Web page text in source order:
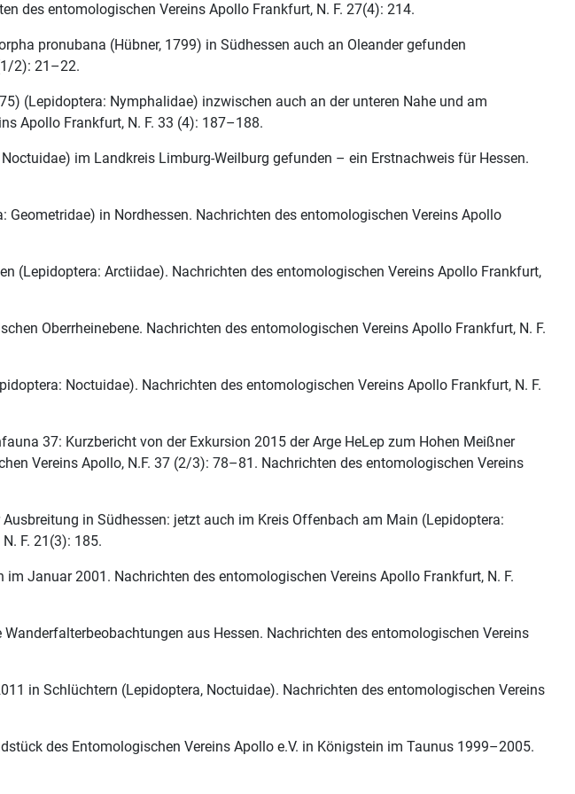
des entomologischen Vereins Apollo Frankfurt, N. F. 27(4): 214.
pronubana (Hübner, 1799) in Südhessen auch an Oleander gefunden
2): 21–22.
(Lepidoptera: Nymphalidae) inzwischen auch an der unteren Nahe und am
Apollo Frankfurt, N. F. 33 (4): 187–188.
im Landkreis Limburg-Weilburg gefunden – ein Erstnachweis für Hessen.
in Nordhessen. Nachrichten des entomologischen Vereins Apollo
(Lepidoptera: Arctiidae). Nachrichten des entomologischen Vereins Apollo Frankfurt,
Oberrheinebene. Nachrichten des entomologischen Vereins Apollo Frankfurt, N. F.
Noctuidae). Nachrichten des entomologischen Vereins Apollo Frankfurt, N. F.
37: Kurzbericht von der Exkursion 2015 der Arge HeLep zum Hohen Meißner
Vereins Apollo, N.F. 37 (2/3): 78–81. Nachrichten des entomologischen Vereins
in Südhessen: jetzt auch im Kreis Offenbach am Main (Lepidoptera:
F. 21(3): 185.
Januar 2001. Nachrichten des entomologischen Vereins Apollo Frankfurt, N. F.
aus Hessen. Nachrichten des entomologischen Vereins
in Schlüchtern (Lepidoptera, Noctuidae). Nachrichten des entomologischen Vereins
des Entomologischen Vereins Apollo e.V. in Königstein im Taunus 1999–2005.